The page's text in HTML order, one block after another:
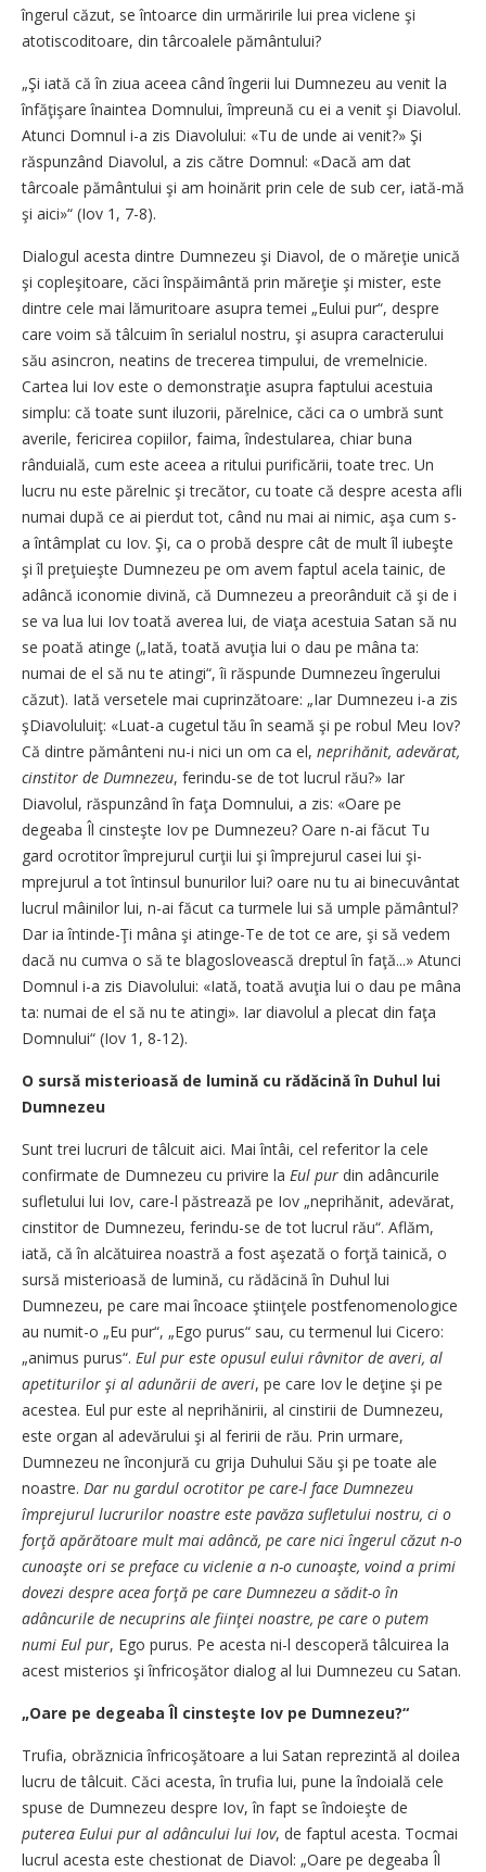
îngerul căzut, se întoarce din urmăririle lui prea viclene şi
atotiscoditoare, din târcoalele pământului?
„Şi iată că în ziua aceea când îngerii lui Dumnezeu au venit la
înfăţişare înaintea Domnului, împreună cu ei a venit şi Diavolul.
Atunci Domnul i-a zis Diavolului: «Tu de unde ai venit?» Şi
răspunzând Diavolul, a zis către Domnul: «Dacă am dat
târcoale pământului şi am hoinărit prin cele de sub cer, iată-mă
şi aici»“ (Iov 1, 7-8).
Dialogul acesta dintre Dumnezeu şi Diavol, de o măreţie unică
şi copleşitoare, căci înspăimântă prin măreţie şi mister, este
dintre cele mai lămuritoare asupra temei „Eului pur“, despre
care voim să tâlcuim în serialul nostru, şi asupra caracterului
său asincron, neatins de trecerea timpului, de vremelnicie.
Cartea lui Iov este o demonstraţie asupra faptului acestuia
simplu: că toate sunt iluzorii, părelnice, căci ca o umbră sunt
averile, fericirea copiilor, faima, îndestularea, chiar buna
rânduială, cum este aceea a ritului purificării, toate trec. Un
lucru nu este părelnic şi trecător, cu toate că despre acesta afli
numai după ce ai pierdut tot, când nu mai ai nimic, aşa cum s-
a întâmplat cu Iov. Şi, ca o probă despre cât de mult îl iubeşte
şi îl preţuieşte Dumnezeu pe om avem faptul acela tainic, de
adâncă iconomie divină, că Dumnezeu a preorânduit că şi de i
se va lua lui Iov toată averea lui, de viaţa acestuia Satan să nu
se poată atinge („Iată, toată avuţia lui o dau pe mâna ta:
numai de el să nu te atingi“, îi răspunde Dumnezeu îngerului
căzut). Iată versetele mai cuprinzătoare: „Iar Dumnezeu i-a zis
şDiavoluluiţ: «Luat-a cugetul tău în seamă şi pe robul Meu Iov?
Că dintre pământeni nu-i nici un om ca el, neprihănit, adevărat,
cinstitor de Dumnezeu, ferindu-se de tot lucrul rău?» Iar
Diavolul, răspunzând în faţa Domnului, a zis: «Oare pe
degeaba Îl cinsteşte Iov pe Dumnezeu? Oare n-ai făcut Tu
gard ocrotitor împrejurul curţii lui şi împrejurul casei lui şi-
mprejurul a tot întinsul bunurilor lui? oare nu tu ai binecuvântat
lucrul mâinilor lui, n-ai făcut ca turmele lui să umple pământul?
Dar ia întinde-Ţi mâna şi atinge-Te de tot ce are, şi să vedem
dacă nu cumva o să te blagoslovească dreptul în faţă...» Atunci
Domnul i-a zis Diavolului: «Iată, toată avuţia lui o dau pe mâna
ta: numai de el să nu te atingi». Iar diavolul a plecat din faţa
Domnului“ (Iov 1, 8-12).
O sursă misterioasă de lumină cu rădăcină în Duhul lui
Dumnezeu
Sunt trei lucruri de tâlcuit aici. Mai întâi, cel referitor la cele
confirmate de Dumnezeu cu privire la Eul pur din adâncurile
sufletului lui Iov, care-l păstrează pe Iov „neprihănit, adevărat,
cinstitor de Dumnezeu, ferindu-se de tot lucrul rău“. Aflăm,
iată, că în alcătuirea noastră a fost aşezată o forţă tainică, o
sursă misterioasă de lumină, cu rădăcină în Duhul lui
Dumnezeu, pe care mai încoace ştiinţele postfenomenologice
au numit-o „Eu pur“, „Ego purus“ sau, cu termenul lui Cicero:
„animus purus“. Eul pur este opusul eului râvnitor de averi, al
apetiturilor şi al adunării de averi, pe care Iov le deţine şi pe
acestea. Eul pur este al neprihănirii, al cinstirii de Dumnezeu,
este organ al adevărului şi al feririi de rău. Prin urmare,
Dumnezeu ne înconjură cu grija Duhului Său şi pe toate ale
noastre. Dar nu gardul ocrotitor pe care-l face Dumnezeu
împrejurul lucrurilor noastre este pavăza sufletului nostru, ci o
forţă apărătoare mult mai adâncă, pe care nici îngerul căzut n-o
cunoaşte ori se preface cu viclenie a n-o cunoaşte, voind a primi
dovezi despre acea forţă pe care Dumnezeu a sădit-o în
adâncurile de necuprins ale fiinţei noastre, pe care o putem
numi Eul pur, Ego purus. Pe acesta ni-l descoperă tâlcuirea la
acest misterios şi înfricoşător dialog al lui Dumnezeu cu Satan.
„Oare pe degeaba Îl cinsteşte Iov pe Dumnezeu?“
Trufia, obrăznicia înfricoşătoare a lui Satan reprezintă al doilea
lucru de tâlcuit. Căci acesta, în trufia lui, pune la îndoială cele
spuse de Dumnezeu despre Iov, în fapt se îndoieşte de
puterea Eului pur al adâncului lui Iov, de faptul acesta. Tocmai
lucrul acesta este chestionat de Diavol: „Oare pe degeaba Îl